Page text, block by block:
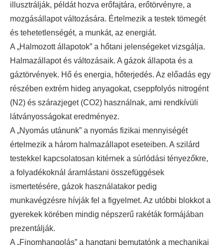
illusztrálják, példát hozva erőfajtára, erőtörvényre, a
mozgásállapot változására. Értelmezik a testek tömegét
és tehetetlenségét, a munkát, az energiát.
A „Halmozott állapotok” a hőtani jelenségeket vizsgálja.
Halmazállapot és változásaik. A gázok állapota és a
gáztörvények. Hő és energia, hőterjedés. Az előadás egy
részében extrém hideg anyagokat, cseppfolyós nitrogént
(N2) és szárazjeget (CO2) használnak, ami rendkívüli
látványosságokat eredményez.
A „Nyomás utánunk” a nyomás fizikai mennyiségét
értelmezik a három halmazállapot eseteiben. A szilárd
testekkel kapcsolatosan kitérnek a súrlódási tényezőkre,
a folyadékoknál áramlástani összefüggések
ismertetésére, gázok használatakor pedig
munkavégzésre hívják fel a figyelmet. Az utóbbi blokkot a
gyerekek körében mindig népszerű rakéták formájában
prezentálják.
A „Finomhangolás” a hangtani bemutatónk a mechanikai